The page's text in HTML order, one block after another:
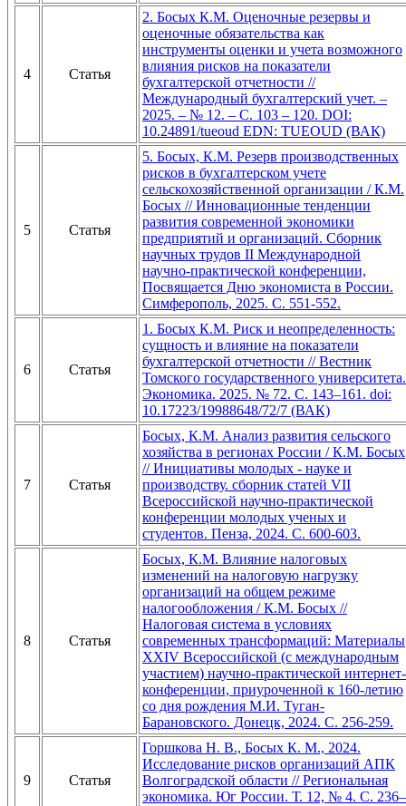
4 Статья
2. Босых К.М. Оценочные резервы и
оценочные обязательства как
инструменты оценки и учета возможного
влияния рисков на показатели
бухгалтерской отчетности //
Международный бухгалтерский учет. –
2025. – № 12. – С. 103 – 120. DOI:
10.24891/tueoud EDN: TUEOUD (ВАК)
5 Статья
5. Босых, К.М. Резерв производственных
рисков в бухгалтерском учете
сельскохозяйственной организации / К.М.
Босых // Инновационные тенденции
развития современной экономики
предприятий и организаций. Сборник
научных трудов II Международной
научно-практической конференции,
Посвящается Дню экономиста в России.
Симферополь, 2025. С. 551-552.
6 Статья
1. Босых К.М. Риск и неопределенность:
сущность и влияние на показатели
бухгалтерской отчетности // Вестник
Томского государственного университета.
Экономика. 2025. № 72. С. 143–161. doi:
10.17223/19988648/72/7 (ВАК)
7 Статья
Босых, К.М. Анализ развития сельского
хозяйства в регионах России / К.М. Босых
// Инициативы молодых - науке и
производству. сборник статей VII
Всероссийской научно-практической
конференции молодых ученых и
студентов. Пенза, 2024. С. 600-603.
8 Статья
Босых, К.М. Влияние налоговых
изменений на налоговую нагрузку
организаций на общем режиме
налогообложения / К.М. Босых //
Налоговая система в условиях
современных трансформаций: Материалы
XXIV Всероссийской (с международным
участием) научно-практической интернет-
конференции, приуроченной к 160-летию
со дня рождения М.И. Туган-
Барановского. Донецк, 2024. С. 256-259.
9 Статья
Горшкова Н. В., Босых К. М., 2024.
Исследование рисков организаций АПК
Волгоградской области // Региональная
экономика. Юг России. Т. 12, № 4. С. 236–